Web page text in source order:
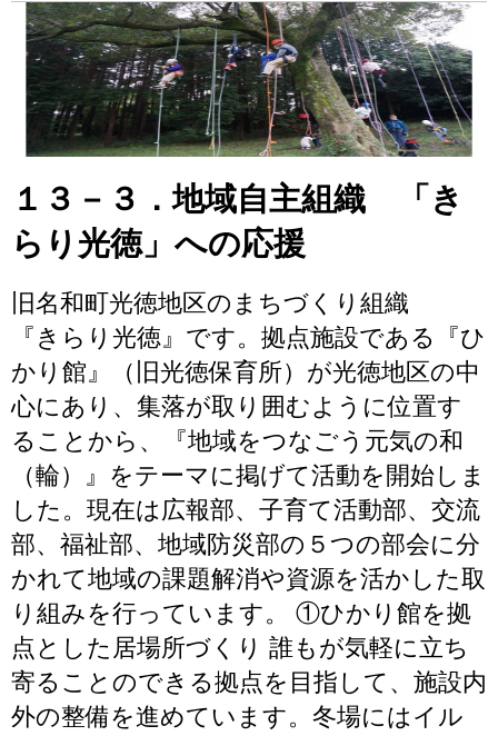
１３－３．地域自主組織 「き
らり光徳」への応援
旧名和町光徳地区のまちづくり組織
『きらり光徳』です。拠点施設である『ひ
かり館』（旧光徳保育所）が光徳地区の中
心にあり、集落が取り囲むように位置す
ることから、『地域をつなごう元気の和
（輪）』をテーマに掲げて活動を開始しま
した。現在は広報部、子育て活動部、交流
部、福祉部、地域防災部の５つの部会に分
かれて地域の課題解消や資源を活かした取
り組みを行っています。 ①ひかり館を拠
点とした居場所づくり 誰もが気軽に立ち
寄ることのできる拠点を目指して、施設内
外の整備を進めています。冬場にはイル